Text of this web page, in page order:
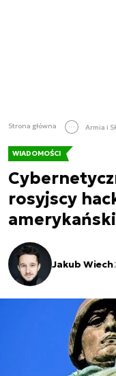
Strona główna Armia i
WIADOMOŚCI
rosyjscy
Jakub Wiech